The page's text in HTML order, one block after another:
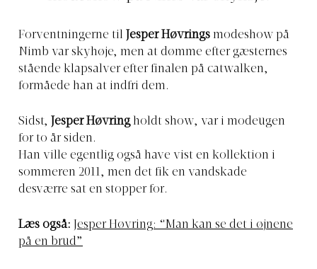
Forventningerne til Jesper Høvrings modeshow på
Nimb var skyhøje, men at dømme efter gæsternes
stående klapsalver efter finalen på catwalken,
formåede han at indfri dem.
Sidst, Jesper Høvringholdt show, var i modeugen
for to år siden.
Han ville egentlig også have vist en kollektion i
sommeren 2011, men det fik en vandskade
desværre sat en stopper for.
Læs også: Jesper Høvring: “Man kan se det i øjnene
på en brud”